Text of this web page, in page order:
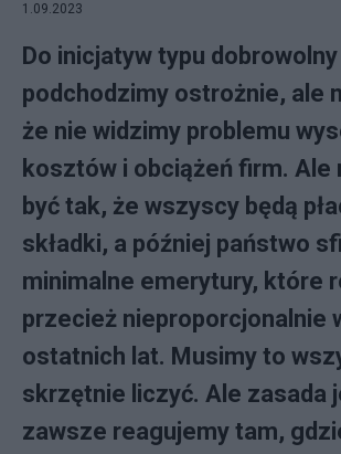
1.09.2023
Do inicjatyw typu dobrowolny
podchodzimy ostrożnie, ale
że nie widzimy problemu
kosztów i obciążeń firm. Ale
być tak, że wszyscy będą
składki, a później państwo
minimalne emerytury, które
przecież nieproporcjonalnie
ostatnich lat. Musimy to
skrzętnie liczyć. Ale zasada
zawsze reagujemy tam,